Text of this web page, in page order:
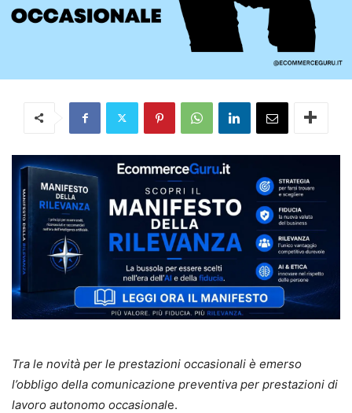
Tra le novità per le prestazioni occasionali è emerso
l’obbligo della comunicazione preventiva per prestazioni di
lavoro autonomo occasionale.